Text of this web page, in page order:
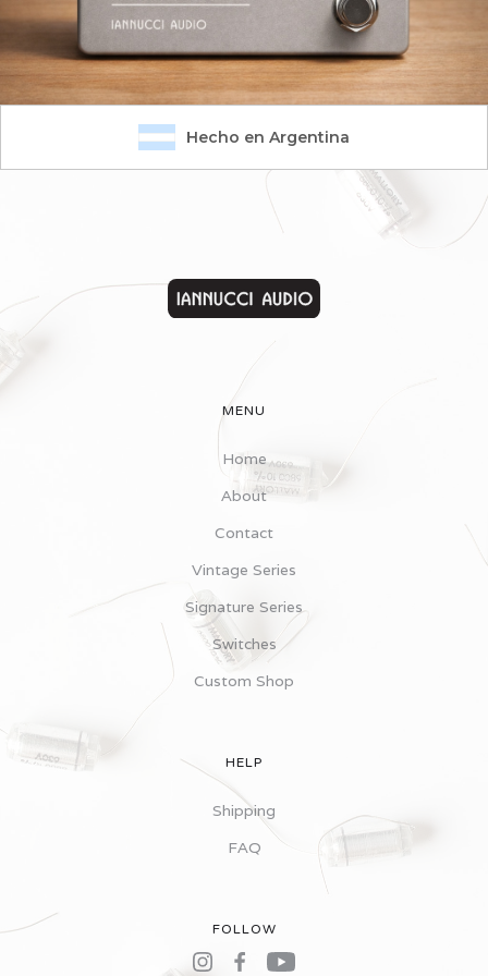
Hecho en Argentina
MENU
Home
About
Contact
Vintage Series
Signature Series
Switches
Custom Shop
HELP
Shipping
FAQ
FOLLOW